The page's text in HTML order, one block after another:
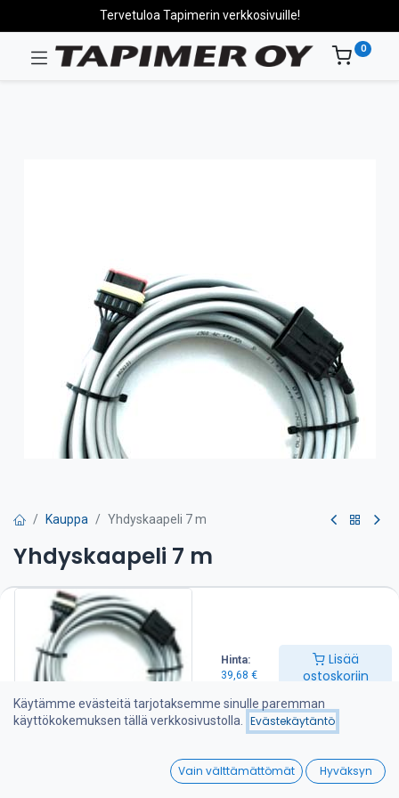
Hinta:
39,68 €
Lisää
ostoskoriin
Wishlist
Tervetuloa Tapimerin verkkosivuille!
0
Kauppa Yhdyskaapeli 7 m
Yhdyskaapeli 7 m
39,68 €
Lisää ostoskoriin
Lisää toivelistalle
Käytämme evästeitä tarjotaksemme sinulle paremman
käyttökokemuksen tällä verkkosivustolla.
Evästekäytäntö
Vain välttämättömät Hyväksyn